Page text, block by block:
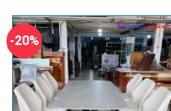
-20%